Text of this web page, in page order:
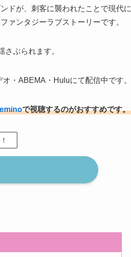
ドが、刺客に襲われたことで現代に
ァンタジーラブストーリーです。
さぶられます。
・ABEMA・Huluにて配信中です。
で視聴するのがおすすめです。